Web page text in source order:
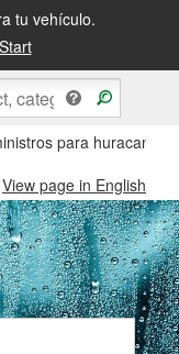
tu vehículo.
para huracanes
View page in English